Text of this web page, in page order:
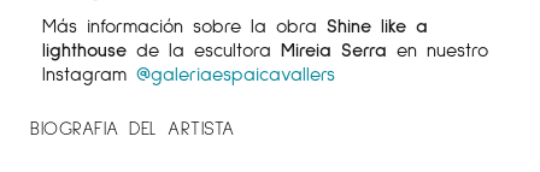
Más información sobre la obra Shine like a
lighthouse de la escultora Mireia Serra en nuestro
Instagram @galeriaespaicavallers
BIOGRAFIA DEL ARTISTA